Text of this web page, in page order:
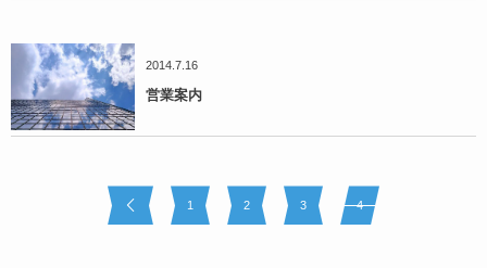
2014.7.16
営業案内
1 2 3 4